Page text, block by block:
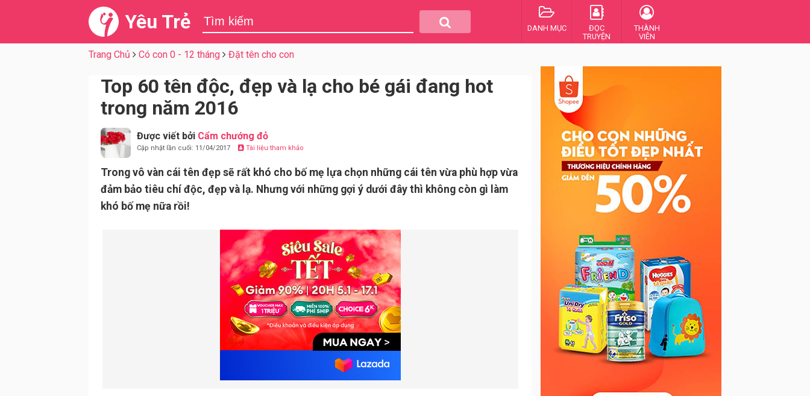
Yêu Trẻ DANH MỤC
ĐỌC
TRUYỆN
THÀNH
VIÊN
Trang Chủ Có con 0 - 12 tháng Đặt tên cho con
Top 60 tên độc, đẹp và lạ cho bé gái đang hot
trong năm 2016
Được viết bởi Cẩm chướng đỏ
Cập nhật lần cuối: 11/04/2017 Tài liệu tham khảo
Trong vô vàn cái tên đẹp sẽ rất khó cho bố mẹ lựa chọn những cái tên vừa phù hợp vừa
đảm bảo tiêu chí độc, đẹp và lạ. Nhưng với những gợi ý dưới đây thì không còn gì làm
khó bố mẹ nữa rồi!